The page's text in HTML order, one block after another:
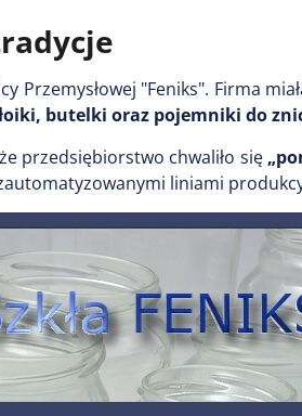
Przemysłowej "Feniks". Firma
butelki oraz pojemniki do
przedsiębiorstwo chwaliło się
liniami